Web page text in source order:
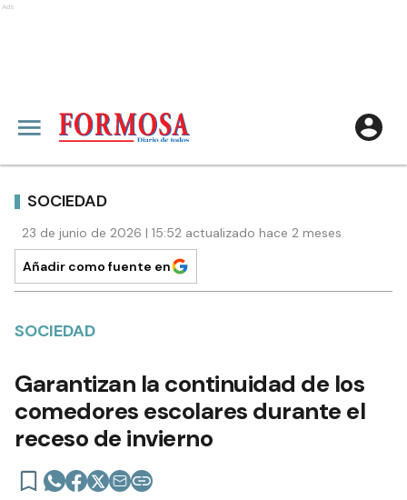
Ads
SOCIEDAD
23 de junio de 2026 | 15:52 actualizado hace 2 meses
Añadir como fuente en
SOCIEDAD
Garantizan la continuidad de los
comedores escolares durante el
receso de invierno